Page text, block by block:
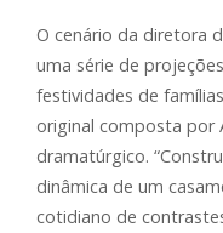
O cenário da diretora
uma série de
festividades de
original composta por
dramatúrgico.
dinâmica de um
cotidiano de